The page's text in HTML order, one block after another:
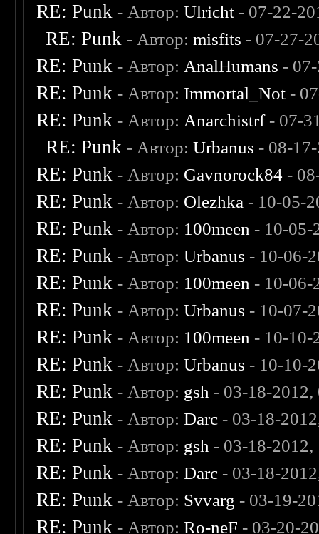
RE: Punk - Автор:Ulricht - 07-22-
RE: Punk - Автор:misfits - 07-27-
RE: Punk - Автор: AnalHumans -
RE: Punk - Автор: Immortal_Not -
RE: Punk - Автор: Anarchistrf- 07-
RE: Punk - Автор:Urbanus - 08-
RE: Punk - Автор: Gavnorock84 -
RE: Punk - Автор: Olezhka - 10-05-
RE: Punk - Автор: 100meen - 10-05-
RE: Punk - Автор:Urbanus - 10-06-
RE: Punk - Автор: 100meen - 10-06-
RE: Punk - Автор:Urbanus - 10-07-
RE: Punk - Автор: 100meen - 10-10-
RE: Punk - Автор:Urbanus - 10-10-
RE: Punk - Автор: gsh - 03-18-
RE: Punk - Автор:Darc - 03-18-
RE: Punk - Автор: gsh - 03-18-
RE: Punk - Автор:Darc - 03-18-
RE: Punk - Автор: Svvarg - 03-19-
RE: Punk - Автор:Ro-neF - 03-20-